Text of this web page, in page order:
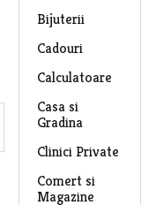
Bijuterii
Cadouri
Calculatoare
Casa si
Gradina
Clinici Private
Comert si
Magazine